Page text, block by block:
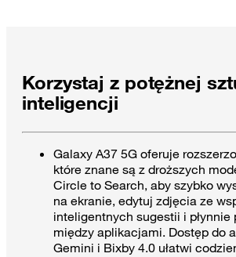
Korzystaj z potężnej
inteligencji
Galaxy A37 5G oferuje
które znane są z droższych
Circle to Search, aby szybko
na ekranie, edytuj zdjęcia ze
inteligentnych sugestii i płynnie
między aplikacjami. Dostęp do
Gemini i Bixby 4.0 ułatwi